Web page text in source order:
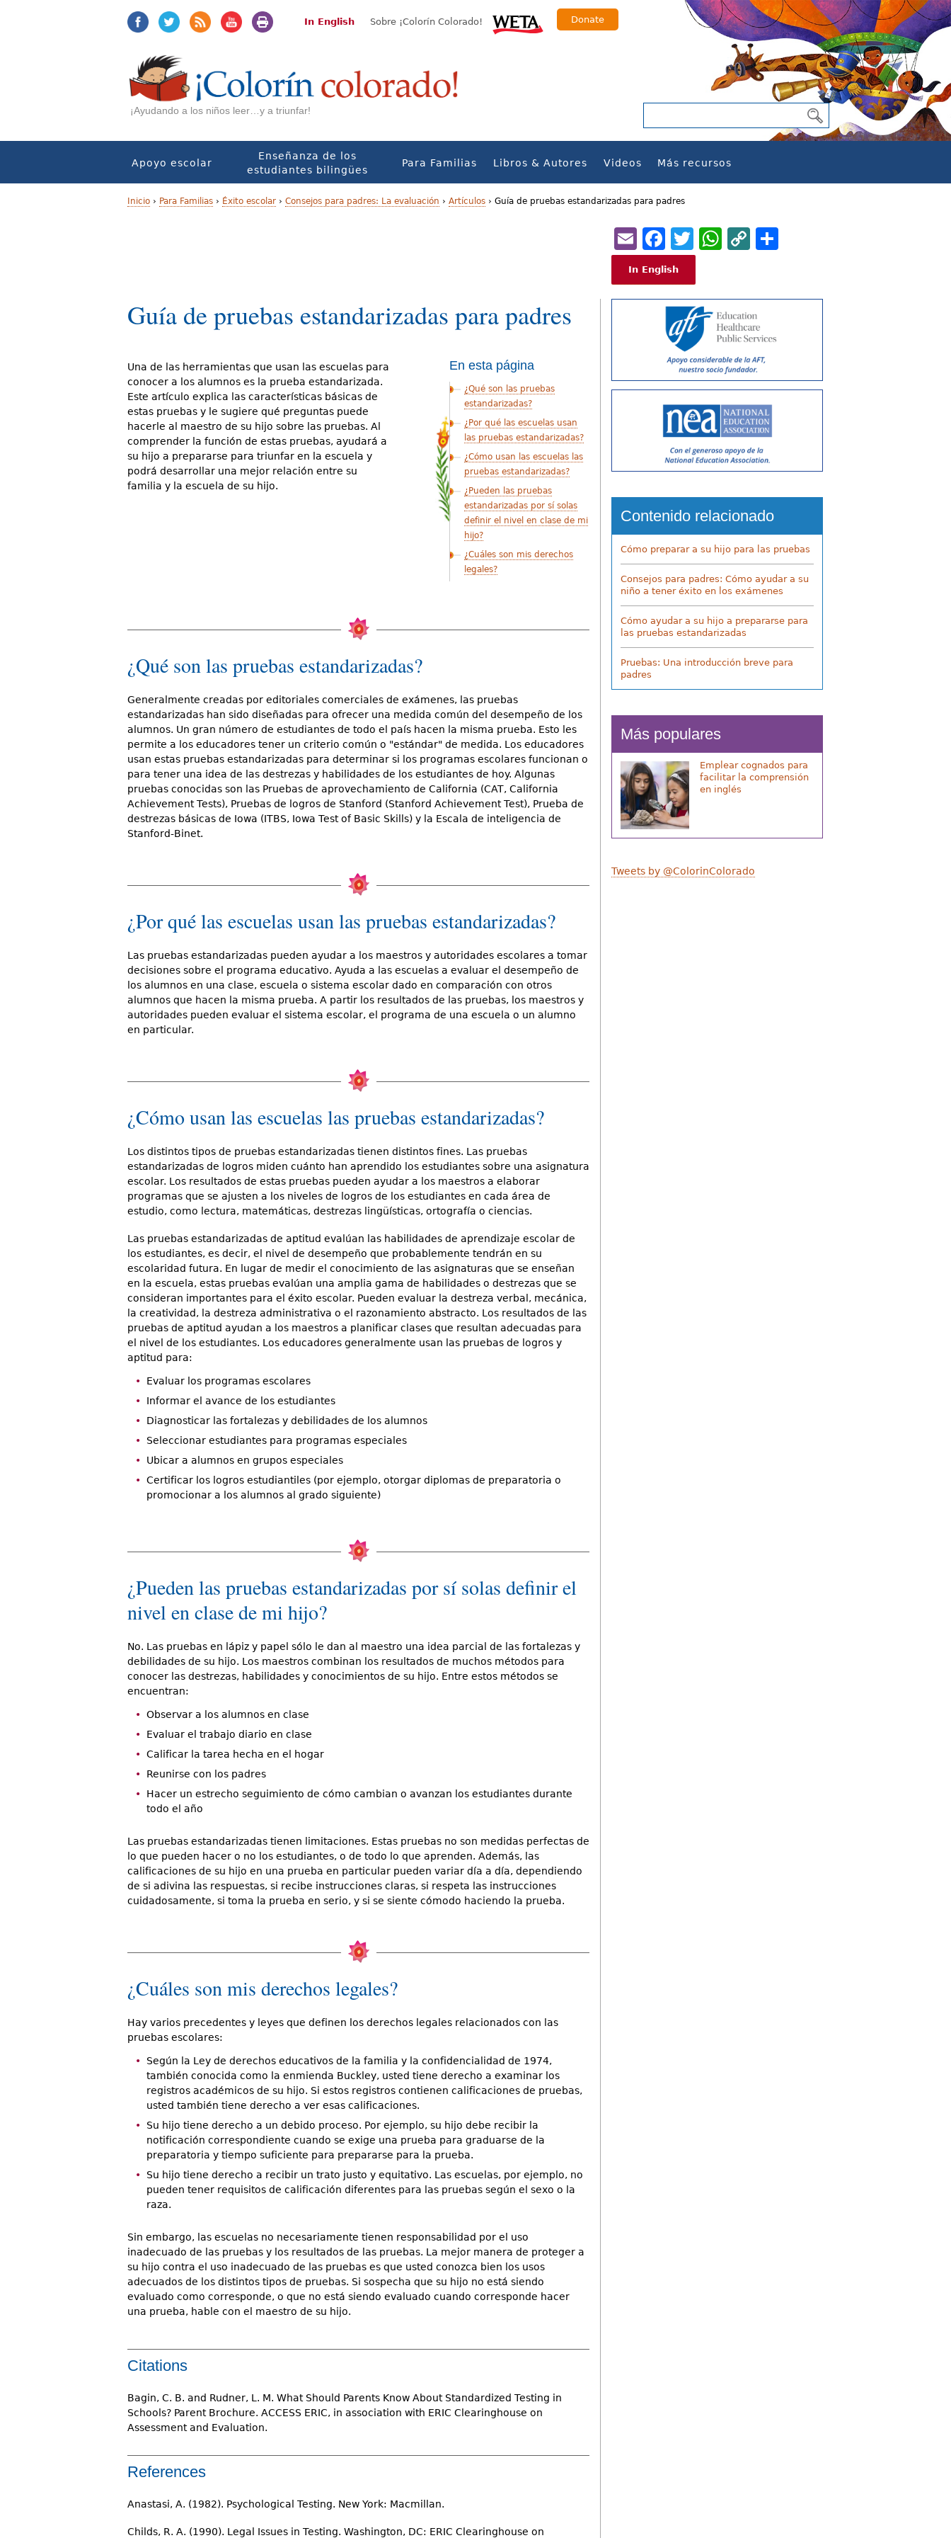
In English Sobre ¡Colorín Colorado! Donate
¡Ayudando a los niños leer…y a triunfar!
Apoyo escolar
Enseñanza de los
estudiantes bilingües
Para Familias Libros & Autores Videos Más recursos
e
e
s
t
á
a
q
Inicio › Para Familias › Éxito escolar › Consejos para padres: La evaluación › Artículos › Guía de pruebas estandarizadas para padres
EmailFacebook
Twitter
WhatsApp
Copy
In English
Guía de pruebas estandarizadas para padres
En esta página
¿Qué son las pruebas
estandarizadas?
¿Por qué las escuelas usan
las pruebas estandarizadas?
¿Cómo usan las escuelas las
pruebas estandarizadas?
¿Pueden las pruebas
estandarizadas por sí solas
definir el nivel en clase de mi
hijo?
¿Cuáles son mis derechos
legales?
Una de las herramientas que usan las escuelas para
conocer a los alumnos es la prueba estandarizada.
Este artículo explica las características básicas de
estas pruebas y le sugiere qué preguntas puede
hacerle al maestro de su hijo sobre las pruebas. Al
comprender la función de estas pruebas, ayudará a
su hijo a prepararse para triunfar en la escuela y
podrá desarrollar una mejor relación entre su
familia y la escuela de su hijo.
¿Qué son las pruebas estandarizadas?
Generalmente creadas por editoriales comerciales de exámenes, las pruebas
estandarizadas han sido diseñadas para ofrecer una medida común del desempeño de los
alumnos. Un gran número de estudiantes de todo el país hacen la misma prueba. Esto les
permite a los educadores tener un criterio común o "estándar" de medida. Los educadores
usan estas pruebas estandarizadas para determinar si los programas escolares funcionan o
para tener una idea de las destrezas y habilidades de los estudiantes de hoy. Algunas
pruebas conocidas son las Pruebas de aprovechamiento de California (CAT, California
Achievement Tests), Pruebas de logros de Stanford (Stanford Achievement Test), Prueba de
destrezas básicas de Iowa (ITBS, Iowa Test of Basic Skills) y la Escala de inteligencia de
Stanford-Binet.
¿Por qué las escuelas usan las pruebas estandarizadas?
Las pruebas estandarizadas pueden ayudar a los maestros y autoridades escolares a tomar
decisiones sobre el programa educativo. Ayuda a las escuelas a evaluar el desempeño de
los alumnos en una clase, escuela o sistema escolar dado en comparación con otros
alumnos que hacen la misma prueba. A partir los resultados de las pruebas, los maestros y
autoridades pueden evaluar el sistema escolar, el programa de una escuela o un alumno
en particular.
¿Cómo usan las escuelas las pruebas estandarizadas?
Los distintos tipos de pruebas estandarizadas tienen distintos fines. Las pruebas
estandarizadas de logros miden cuánto han aprendido los estudiantes sobre una asignatura
escolar. Los resultados de estas pruebas pueden ayudar a los maestros a elaborar
programas que se ajusten a los niveles de logros de los estudiantes en cada área de
estudio, como lectura, matemáticas, destrezas lingüísticas, ortografía o ciencias.
Las pruebas estandarizadas de aptitud evalúan las habilidades de aprendizaje escolar de
los estudiantes, es decir, el nivel de desempeño que probablemente tendrán en su
escolaridad futura. En lugar de medir el conocimiento de las asignaturas que se enseñan
en la escuela, estas pruebas evalúan una amplia gama de habilidades o destrezas que se
consideran importantes para el éxito escolar. Pueden evaluar la destreza verbal, mecánica,
la creatividad, la destreza administrativa o el razonamiento abstracto. Los resultados de las
pruebas de aptitud ayudan a los maestros a planificar clases que resultan adecuadas para
el nivel de los estudiantes. Los educadores generalmente usan las pruebas de logros y
aptitud para:
Evaluar los programas escolares
Informar el avance de los estudiantes
Diagnosticar las fortalezas y debilidades de los alumnos
Seleccionar estudiantes para programas especiales
Ubicar a alumnos en grupos especiales
Certificar los logros estudiantiles (por ejemplo, otorgar diplomas de preparatoria o
promocionar a los alumnos al grado siguiente)
¿Pueden las pruebas estandarizadas por sí solas definir el
nivel en clase de mi hijo?
No. Las pruebas en lápiz y papel sólo le dan al maestro una idea parcial de las fortalezas y
debilidades de su hijo. Los maestros combinan los resultados de muchos métodos para
conocer las destrezas, habilidades y conocimientos de su hijo. Entre estos métodos se
encuentran:
Observar a los alumnos en clase
Evaluar el trabajo diario en clase
Calificar la tarea hecha en el hogar
Reunirse con los padres
Hacer un estrecho seguimiento de cómo cambian o avanzan los estudiantes durante
todo el año
Las pruebas estandarizadas tienen limitaciones. Estas pruebas no son medidas perfectas de
lo que pueden hacer o no los estudiantes, o de todo lo que aprenden. Además, las
calificaciones de su hijo en una prueba en particular pueden variar día a día, dependiendo
de si adivina las respuestas, si recibe instrucciones claras, si respeta las instrucciones
cuidadosamente, si toma la prueba en serio, y si se siente cómodo haciendo la prueba.
¿Cuáles son mis derechos legales?
Hay varios precedentes y leyes que definen los derechos legales relacionados con las
pruebas escolares:
Según la Ley de derechos educativos de la familia y la confidencialidad de 1974,
también conocida como la enmienda Buckley, usted tiene derecho a examinar los
registros académicos de su hijo. Si estos registros contienen calificaciones de pruebas,
usted también tiene derecho a ver esas calificaciones.
Su hijo tiene derecho a un debido proceso. Por ejemplo, su hijo debe recibir la
notificación correspondiente cuando se exige una prueba para graduarse de la
preparatoria y tiempo suficiente para prepararse para la prueba.
Su hijo tiene derecho a recibir un trato justo y equitativo. Las escuelas, por ejemplo, no
pueden tener requisitos de calificación diferentes para las pruebas según el sexo o la
raza.
Sin embargo, las escuelas no necesariamente tienen responsabilidad por el uso
inadecuado de las pruebas y los resultados de las pruebas. La mejor manera de proteger a
su hijo contra el uso inadecuado de las pruebas es que usted conozca bien los usos
adecuados de los distintos tipos de pruebas. Si sospecha que su hijo no está siendo
evaluado como corresponde, o que no está siendo evaluado cuando corresponde hacer
una prueba, hable con el maestro de su hijo.
Citations
Bagin, C. B. and Rudner, L. M. What Should Parents Know About Standardized Testing in
Schools? Parent Brochure. ACCESS ERIC, in association with ERIC Clearinghouse on
Assessment and Evaluation.
References
Anastasi, A. (1982). Psychological Testing. New York: Macmillan.
Childs, R. A. (1990). Legal Issues in Testing. Washington, DC: ERIC Clearinghouse on
Contenido relacionado
Cómo preparar a su hijo para las pruebas
Consejos para padres: Cómo ayudar a su
niño a tener éxito en los exámenes
Cómo ayudar a su hijo a prepararse para
las pruebas estandarizadas
Pruebas: Una introducción breve para
padres
Más populares
Emplear cognados para
facilitar la comprensión
en inglés
Tweets by @ColorinColorado